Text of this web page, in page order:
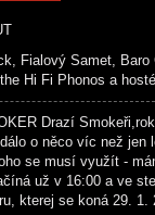
Fialový Samet, Baro
Hi Fi Phonos a hosté
Drazí
o něco víc než jen
se musí využít -
už v 16:00 a ve
kterej se koná 29.